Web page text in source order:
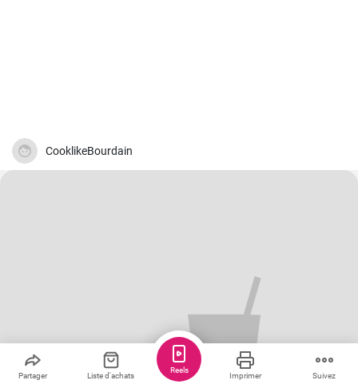
CooklikeBourdain
Partager Liste d'achats Imprimer Suivez
Reels